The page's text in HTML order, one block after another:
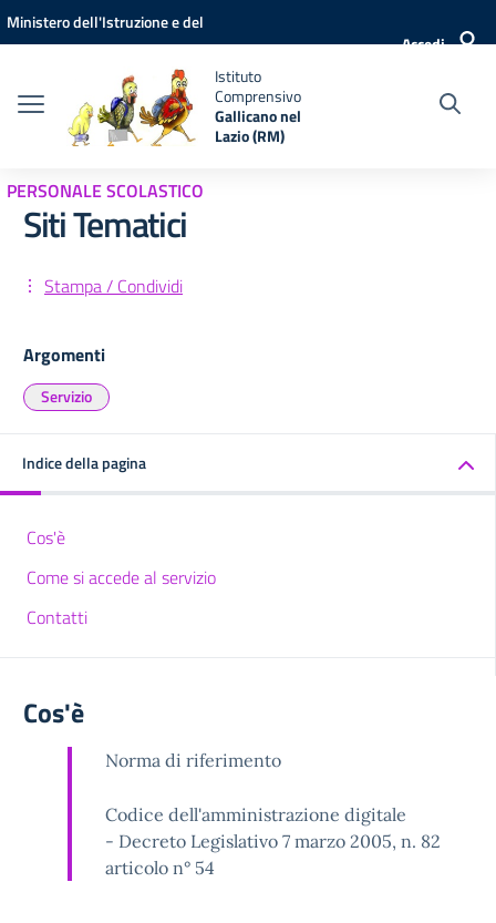
Vai ai contenuti
Vai al menu di navigazione
Vai al footer
Ministero dell'Istruzione e del
Accedi
Istituto
Comprensivo
Gallicano nel
Lazio (RM)
PERSONALE SCOLASTICO
Siti Tematici
Stampa / Condividi
Argomenti
Servizio
Indice della pagina
Cos'è
Come si accede al servizio
Contatti
Cos'è
Norma di riferimento
Codice dell'amministrazione digitale
- Decreto Legislativo 7 marzo 2005, n. 82
articolo n° 54